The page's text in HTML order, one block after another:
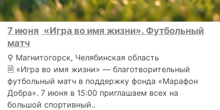
7 июня «Игра во имя жизни». Футбольный
матч
⚲ Магнитогорск, Челябинская область
🗎 «Игра во имя жизни» — благотворительный
футбольный матч в поддержку фонда «Марафон
Добра». 7 июня в 15:00 приглашаем всех на
большой спортивный..